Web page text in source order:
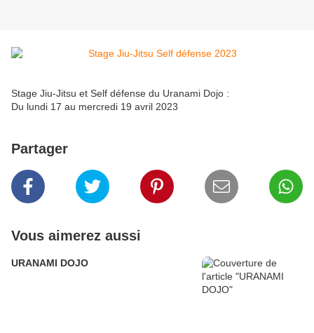
Stage Jiu-Jitsu et Self défense du Uranami Dojo :
Du lundi 17 au mercredi 19 avril 2023
Partager
Vous aimerez aussi
URANAMI DOJO